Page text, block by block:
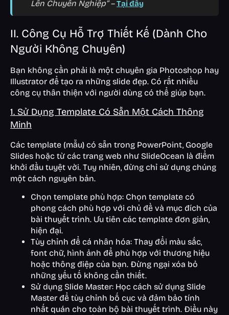
Lên Chuyên Nghiệp” –Tại đây
II. Công Cụ Hỗ Trợ Thiết Kế (Dành Cho
Người Không Chuyên)
Bạn không cần phải là một chuyên gia Photoshop hay
Illustrator để tạo ra những slide đẹp. Có rất nhiều
công cụ thân thiện với người dùng có thể giúp bạn.
1. Sử Dụng Template Có Sẵn Một Cách Thông
Minh
Các template (mẫu) có sẵn trong PowerPoint, Google
Slides hoặc từ các trang web như SlideOcean là điểm
khởi đầu tuyệt vời. Tuy nhiên, đừng chỉ sử dụng chúng
một cách nguyên bản.
Chọn template phù hợp: Chọn template có
phong cách phù hợp với chủ đề và mục đích của
bài thuyết trình. Ưu tiên các template đơn giản,
hiện đại.
Tùy chỉnh để cá nhân hóa: Thay đổi màu sắc,
font chữ, hình ảnh để phù hợp với thương hiệu
hoặc thông điệp của bạn. Đừng ngại xóa bỏ
những yếu tố không cần thiết.
Sử dụng Slide Master: Học cách sử dụng Slide
Master để tùy chỉnh bố cục và đảm bảo tính
nhất quán cho toàn bộ bài thuyết trình. Điều này